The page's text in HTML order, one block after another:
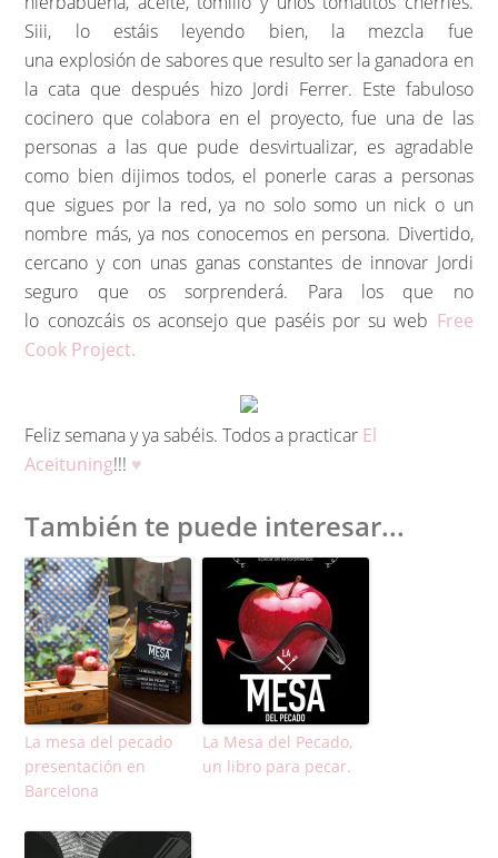
Siii, lo estáis leyendo bien, la mezcla fue
una explosión de sabores que resulto ser la ganadora en
la cata que después hizo Jordi Ferrer. Este fabuloso
cocinero que colabora en el proyecto, fue una de las
personas a las que pude desvirtualizar, es agradable
como bien dijimos todos, el ponerle caras a personas
que sigues por la red, ya no solo somo un nick o un
nombre más, ya nos conocemos en persona. Divertido,
cercano y con unas ganas constantes de innovar Jordi
seguro que os sorprenderá. Para los que no
lo conozcáis os aconsejo que paséis por su web Free
Cook Project.
Feliz semana y ya sabéis. Todos a practicar El
Aceituning!!! ♥
También te puede interesar...
La mesa del pecado
presentación en
Barcelona
La Mesa del Pecado,
un libro para pecar.